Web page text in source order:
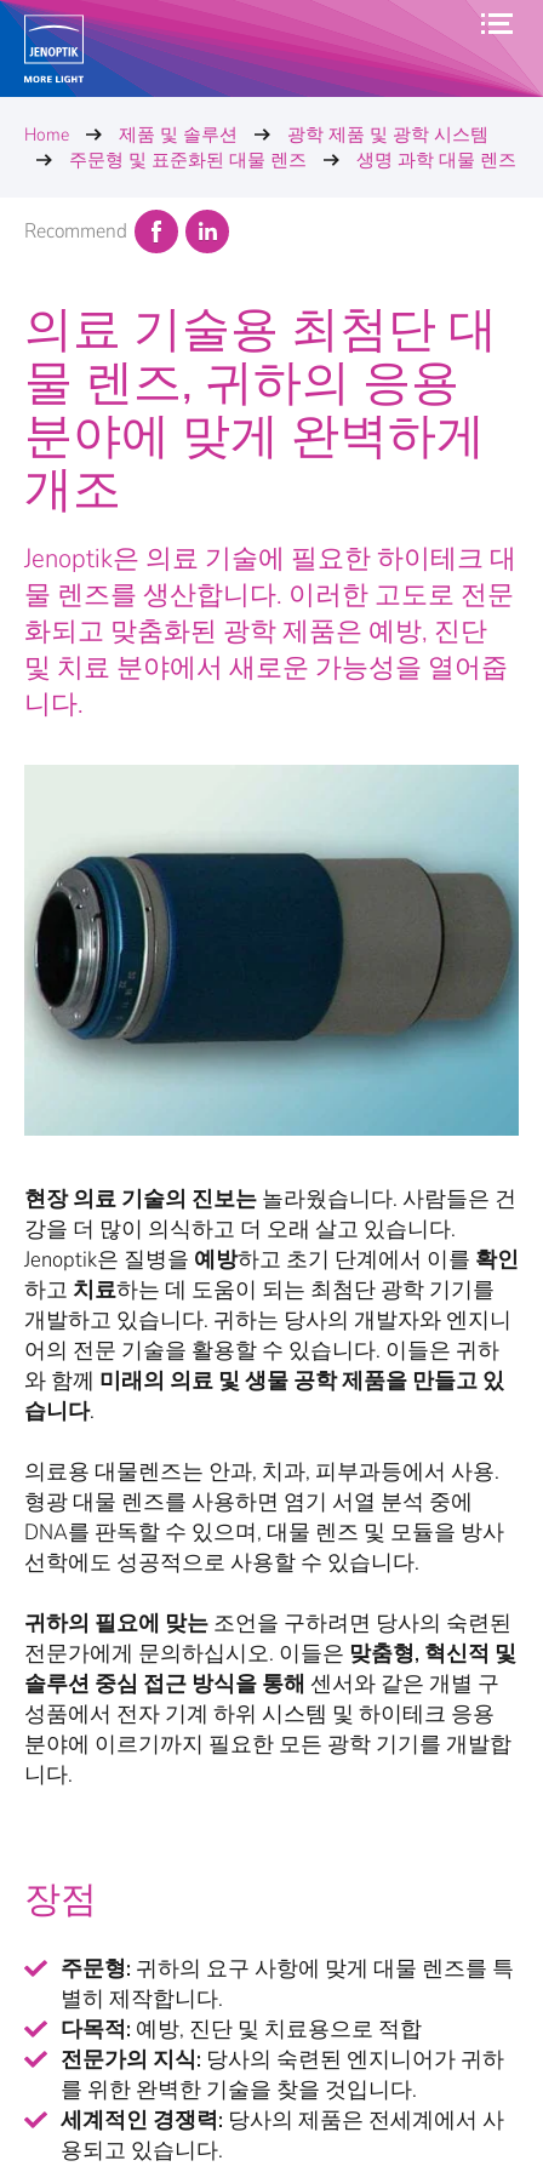
Home 제품 및 솔루션
광학 제품 및 광학 시스템
주문형 및 표준화된 대물 렌즈
생명 과학 대물 렌즈
Recommend
의료 기술용 최첨단 대
물 렌즈, 귀하의 응용
분야에 맞게 완벽하게
개조
Jenoptik은 의료 기술에 필요한 하이테크 대
물 렌즈를 생산합니다. 이러한 고도로 전문
화되고 맞춤화된 광학 제품은 예방, 진단
및 치료 분야에서 새로운 가능성을 열어줍
니다.
현장 의료 기술의 진보는 놀라웠습니다. 사람들은 건
강을 더 많이 의식하고 더 오래 살고 있습니다.
Jenoptik은 질병을 예방하고 초기 단계에서 이를 확인
하고 치료하는 데 도움이 되는 최첨단 광학 기기를
개발하고 있습니다. 귀하는 당사의 개발자와 엔지니
어의 전문 기술을 활용할 수 있습니다. 이들은 귀하
와 함께 미래의 의료 및 생물 공학 제품을 만들고 있
습니다.
의료용 대물렌즈는 안과, 치과, 피부과등에서 사용.
형광 대물 렌즈를 사용하면 염기 서열 분석 중에
DNA를 판독할 수 있으며, 대물 렌즈 및 모듈을 방사
선학에도 성공적으로 사용할 수 있습니다.
귀하의 필요에 맞는 조언을 구하려면 당사의 숙련된
전문가에게 문의하십시오. 이들은 맞춤형, 혁신적 및
솔루션 중심 접근 방식을 통해 센서와 같은 개별 구
성품에서 전자 기계 하위 시스템 및 하이테크 응용
분야에 이르기까지 필요한 모든 광학 기기를 개발합
니다.
장점
주문형: 귀하의 요구 사항에 맞게 대물 렌즈를 특
별히 제작합니다.
다목적: 예방, 진단 및 치료용으로 적합
전문가의 지식: 당사의 숙련된 엔지니어가 귀하
를 위한 완벽한 기술을 찾을 것입니다.
세계적인 경쟁력: 당사의 제품은 전세계에서 사
용되고 있습니다.